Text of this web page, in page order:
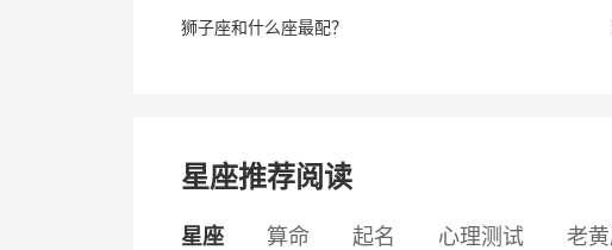
狮子座和什么座最配？
星座推荐阅读
星座 算命 起名 心理测试 老